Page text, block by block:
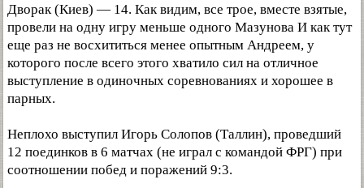
Дворак (Киев) — 14. Как видим, все трое, вместе взятые,
провели на одну игру меньше одного Мазунова И как тут
еще раз не восхититься менее опытным Андреем, у
которого после всего этого хватило сил на отличное
выступление в одиночных соревнованиях и хорошее в
парных.
Неплохо выступил Игорь Солопов (Таллин), проведший
12 поединков в 6 матчах (не играл с командой ФРГ) при
соотношении побед и поражений 9:3.